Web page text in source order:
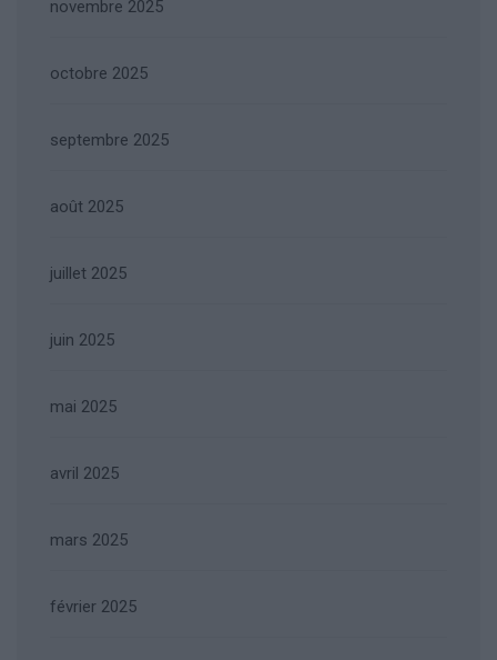
novembre 2025
octobre 2025
septembre 2025
août 2025
juillet 2025
juin 2025
mai 2025
avril 2025
mars 2025
février 2025